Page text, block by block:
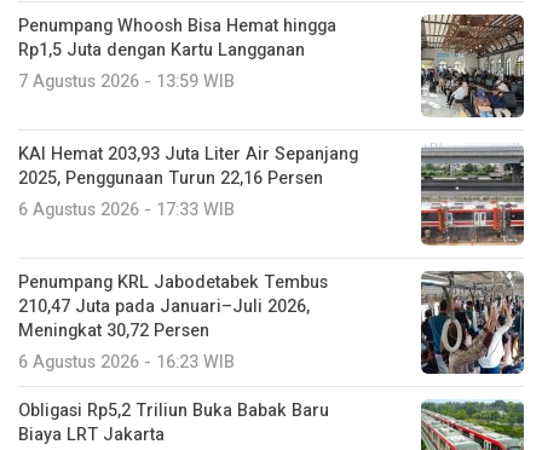
Penumpang Whoosh Bisa Hemat hingga
Rp1,5 Juta dengan Kartu Langganan
7 Agustus 2026 - 13:59 WIB
KAI Hemat 203,93 Juta Liter Air Sepanjang
2025, Penggunaan Turun 22,16 Persen
6 Agustus 2026 - 17:33 WIB
Penumpang KRL Jabodetabek Tembus
210,47 Juta pada Januari–Juli 2026,
Meningkat 30,72 Persen
6 Agustus 2026 - 16:23 WIB
Obligasi Rp5,2 Triliun Buka Babak Baru
Biaya LRT Jakarta